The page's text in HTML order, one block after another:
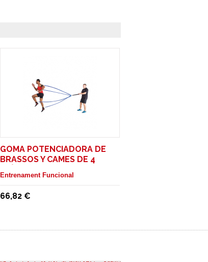
GOMA POTENCIADORA DE
BRASSOS Y CAMES DE 4
Entrenament Funcional
66,82 €